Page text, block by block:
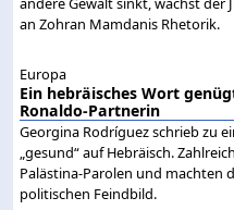
an Zohran Mamdanis Rhetorik.
Europa
Ein hebräisches Wort
Ronaldo-Partnerin
Georgina Rodríguez schrieb zu
„gesund“ auf Hebräisch.
Palästina-Parolen und machten
politischen Feindbild.